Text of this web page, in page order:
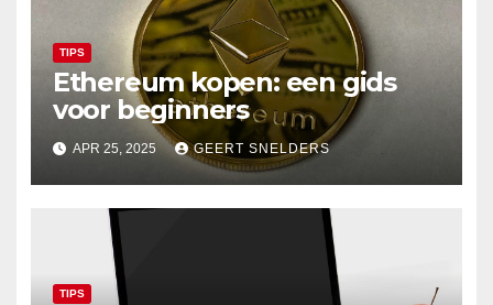
TIPS
Ethereum kopen: een gids
voor beginners
APR 25, 2025 GEERT SNELDERS
TIPS